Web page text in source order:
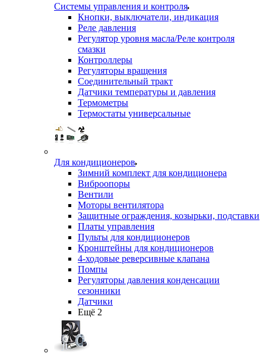
Системы управления и контроля
Кнопки, выключатели, индикация
Реле давления
Регулятор уровня масла/Реле контроля
смазки
Контроллеры
Регуляторы вращения
Соединительный тракт
Датчики температуры и давления
Термометры
Термостаты универсальные
Для кондиционеров
Зимний комплект для кондиционера
Виброопоры
Вентили
Моторы вентилятора
Защитные ограждения, козырьки, подставки
Платы управления
Пульты для кондиционеров
Кронштейны для кондиционеров
4-ходовые реверсивные клапана
Помпы
Регуляторы давления конденсации
сезонники
Датчики
Ещё 2